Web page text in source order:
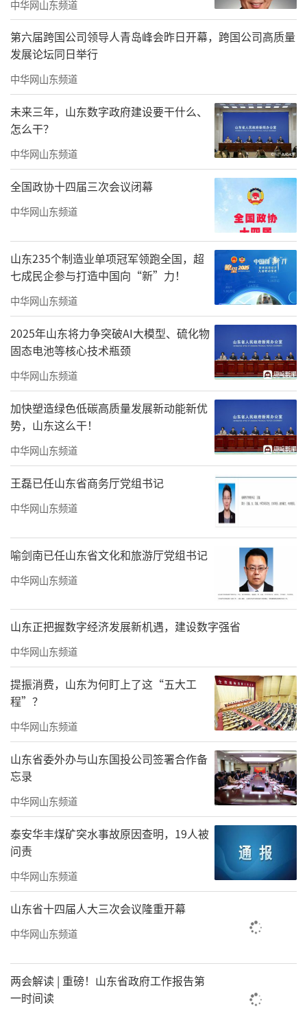
▲海纳云构建数据一张图，打通信息壁垒
支持模型的全生命周期管理，提供算法与
资源的智能调度，实现智能分析、实时预警与
决策辅助，推动业务降本增效。同时，构建场
景化算法模型，沉淀300+文博专属算法，实现
对重要事件的高精准识别与跨场景的耦合分析
研判，为上层应用提供智能决策与业务闭环。
数字孪生平台——让管理"运筹帷幄"
采用轻量化引擎，加载百余种、PB级三维
空间数据，为博物馆管理应用提供可视化交互
体验与精准实时呈现、运维与仿真；实现博物
馆物理世界与数字世界同步映射，便于管理人
员对博物馆实时状态进行全区管理、智慧运
营，提升管理运营效率。
▲海纳云以数字孪生技术打造数字化文物互动
此外，海纳云构建博物馆全域感知数字底
控、客流管理和智慧导览等14+智能化基础设
施；通过各系统物联对接、数据互通、场景联
动，为博物馆智慧场景应用提供基础支撑，驱
动博物馆管理效率、文物保护与游客体验全面
升级。
覆盖智慧文博全场景
基于四大技术平台的底层能力，海纳云向
上构建“智慧管理、智慧服务、智慧保护”三
大业务体系，分别面向博物馆运营方、参观游
客与文物本体，实现从内部管理到公众体验到
文物保护的全链条覆盖。
智慧管理——让场馆运营提效降本
覆盖领导驾驶舱、智慧安防、资产管理、
中华网山东频道
第六届跨国公司领导人青岛峰会昨日开幕，跨国公司高质量
发展论坛同日举行
中华网山东频道
未来三年，山东数字政府建设要干什么、
怎么干？
中华网山东频道
全国政协十四届三次会议闭幕
中华网山东频道
山东235个制造业单项冠军领跑全国，超
七成民企参与打造中国向“新”力！
中华网山东频道
2025年山东将力争突破AI大模型、硫化物
固态电池等核心技术瓶颈
中华网山东频道
加快塑造绿色低碳高质量发展新动能新优
势，山东这么干！
中华网山东频道
王磊已任山东省商务厅党组书记
中华网山东频道
喻剑南已任山东省文化和旅游厅党组书记
中华网山东频道
山东正把握数字经济发展新机遇，建设数字强省
中华网山东频道
提振消费，山东为何盯上了这“五大工
程”？
中华网山东频道
山东省委外办与山东国投公司签署合作备
忘录
中华网山东频道
泰安华丰煤矿突水事故原因查明，19人被
问责
中华网山东频道
山东省十四届人大三次会议隆重开幕
中华网山东频道
两会解读 | 重磅！山东省政府工作报告第
一时间读